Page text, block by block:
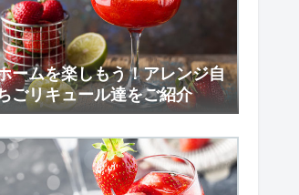
ームを楽しもう！アレンジ自
ごリキュール達をご紹介